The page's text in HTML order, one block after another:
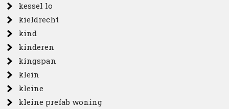
kessel lo
kieldrecht
kind
kinderen
kingspan
klein
kleine
kleine prefab woning